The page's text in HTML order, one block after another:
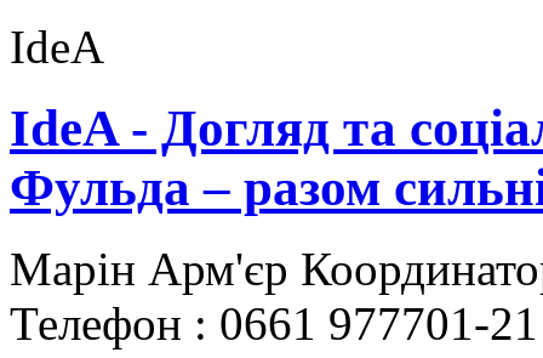
IdeA
IdeA - Догляд та
Фульда – разом
Марін Арм'єр
Телефон : 0661 977701-